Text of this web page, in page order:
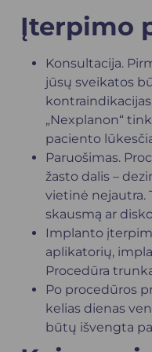
Įterpimo
Konsultacija.
jūsų sveikatos
„Nexplanon“
paciento
Paruošimas.
žasto dalis –
vietinė nejautra.
skausmą ar
Implanto
aplikatorių,
Procedūra
Po procedūros
kelias dienas
būtų išvengta